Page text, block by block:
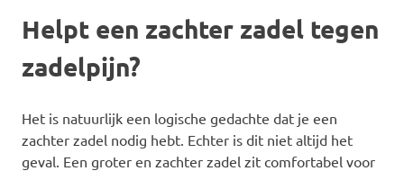
Helpt een zachter zadel tegen
zadelpijn?
Het is natuurlijk een logische gedachte dat je een
zachter zadel nodig hebt. Echter is dit niet altijd het
geval. Een groter en zachter zadel zit comfortabel voor